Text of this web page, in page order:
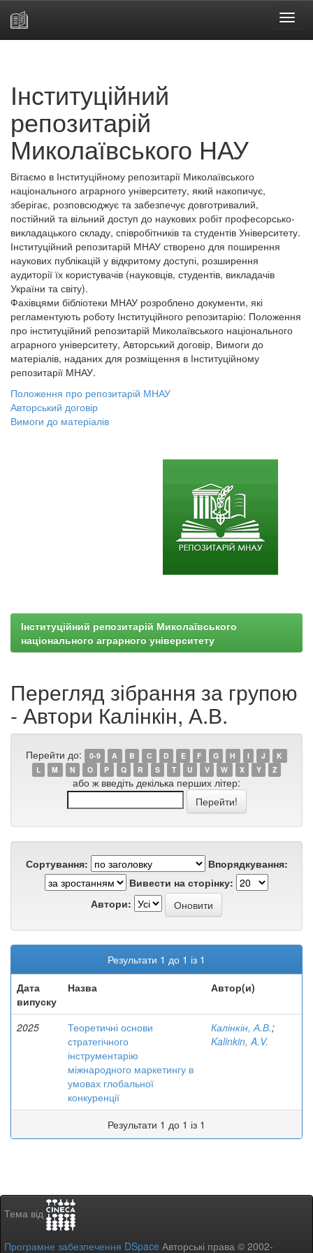
Інституційний
репозитарій
Миколаївського НАУ
Вітаємо в Інституційному репозитарії Миколаївського
національного аграрного університету, який накопичує,
зберігає, розповсюджує та забезпечує довготривалий,
постійний та вільний доступ до наукових робіт професорсько-
викладацького складу, співробітників та студентів Університету.
Інституційний репозитарій МНАУ створено для поширення
наукових публікацій у відкритому доступі, розширення
аудиторії їх користувачів (науковців, студентів, викладачів
України та світу).
Фахівцями бібліотеки МНАУ розроблено документи, які
регламентують роботу Інституційного репозитарію: Положення
про інституційний репозитарій Миколаївського національного
аграрного університету, Авторський договір, Вимоги до
матеріалів, наданих для розміщення в Інституційному
репозитарії МНАУ.
Положення про репозитарій МНАУ
Авторський договір
Вимоги до матеріалів
Інституційний репозитарій Миколаївського
національного аграрного університету
Перегляд зібрання за групою
- Автори Калінкін, А.В.
Перейти до: 0-9 A B C D E F G H I J
K
L
M N O P Q R S T U V W X Y Z
або ж введіть декілька перших літер:
Сортування:
Впорядкування:
Вивести на сторінку:
Автори:
Результати 1 до 1 із 1
Дата
випуску
Назва Автор(и)
2025
Теоретичні основи
стратегічного
інструментарію
міжнародного маркетингу в
умовах глобальної
конкуренції
Калінкін, А.В.;
Kalinkin, A.V.
Результати 1 до 1 із 1
Тема від
Програмне забезпечення DSpace Авторські права © 2002-